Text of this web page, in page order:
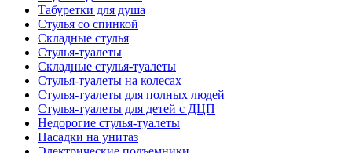
Табуретки для душа
Стулья со спинкой
Складные стулья
Стулья-туалеты
Складные стулья-туалеты
Стулья-туалеты на колесах
Стулья-туалеты для полных людей
Стулья-туалеты для детей с ДЦП
Недорогие стулья-туалеты
Насадки на унитаз